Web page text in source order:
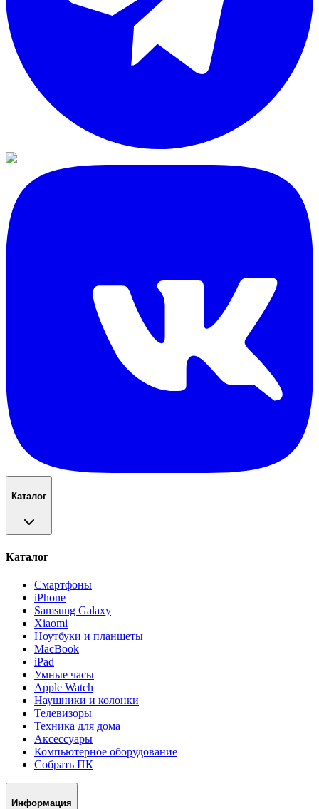
Каталог
Каталог
Смартфоны
iPhone
Samsung Galaxy
Xiaomi
Ноутбуки и планшеты
MacBook
iPad
Умные часы
Apple Watch
Наушники и колонки
Телевизоры
Техника для дома
Аксессуары
Компьютерное оборудование
Собрать ПК
Информация